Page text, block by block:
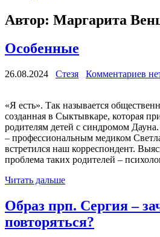
Автор: Маргарита
Особенные
26.08.2024 Стезя Комментариев
«Я есть». Так называется
созданная в Сыктывкаре, которая
родителям детей с синдромом
– профессиональным медиком
встретился наш корреспондент.
проблема таких родителей –
Читать дальше
Образ прп. Сергия –
повторяться?